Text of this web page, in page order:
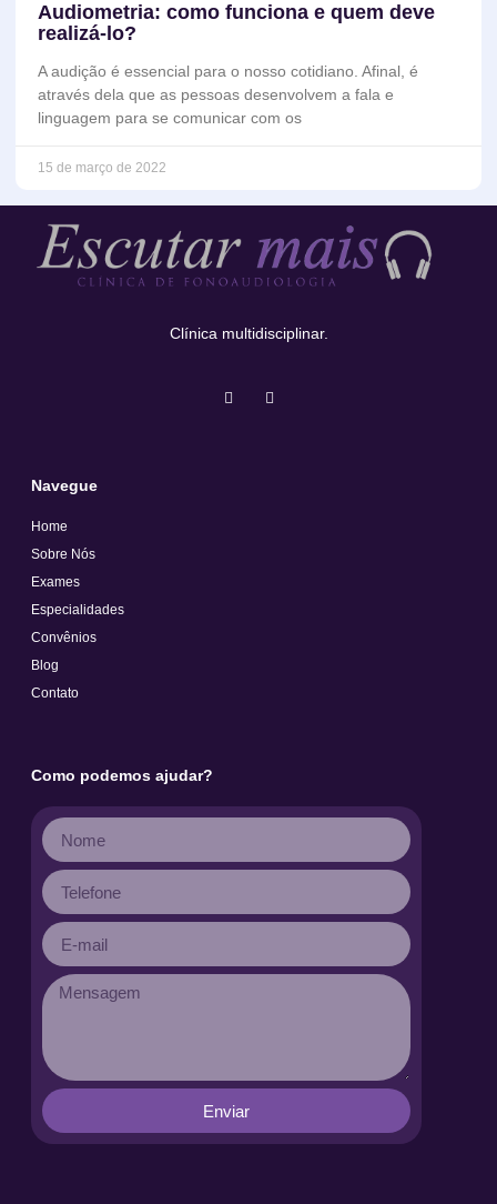
Audiometria: como funciona e quem deve
realizá-lo?
A audição é essencial para o nosso cotidiano. Afinal, é
através dela que as pessoas desenvolvem a fala e
linguagem para se comunicar com os
15 de março de 2022
Clínica multidisciplinar.
Navegue
Home
Sobre Nós
Exames
Especialidades
Convênios
Blog
Contato
Como podemos ajudar?
Enviar